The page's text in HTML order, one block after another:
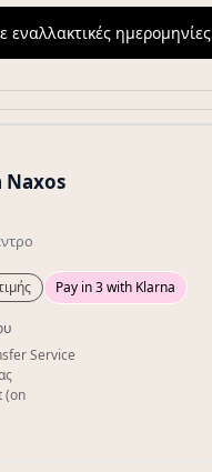
εναλλακτικές ημερομηνίες
Naxos
Pay in 3 with Klarna
Service
(on